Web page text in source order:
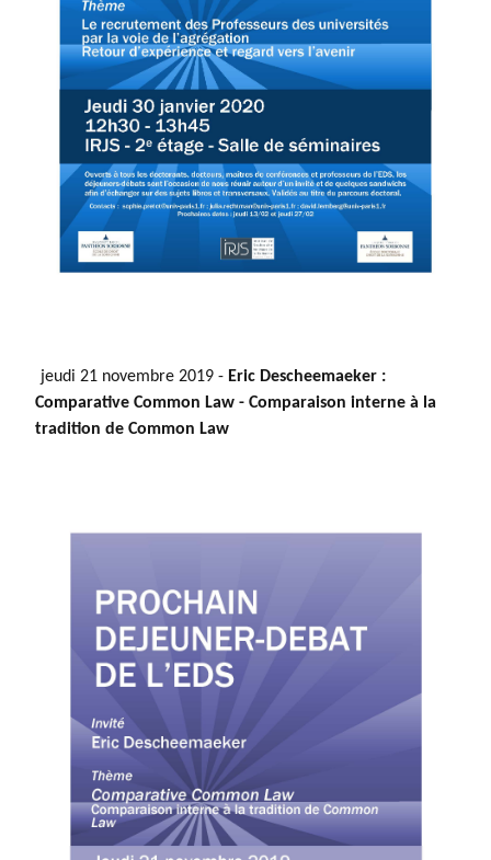
jeudi 21 novembre 2019 - ​Eric Descheemaeker :
Comparative Common Law - Comparaison interne à la
tradition de Common Law